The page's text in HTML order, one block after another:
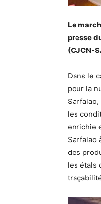
Le
presse
(CJCN-
Dans le
pour la
les
enrichie
Sarfalao
des
les étals